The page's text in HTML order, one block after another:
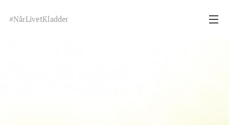
#NårLivetKladder